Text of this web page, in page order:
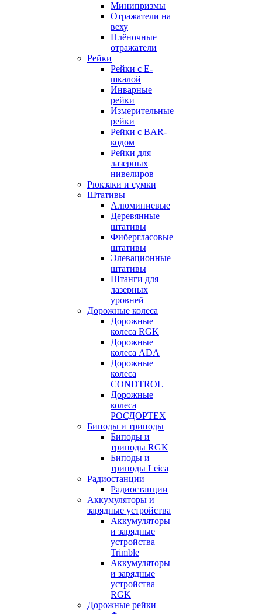
Минипризмы
Отражатели на
веху
Плёночные
отражатели
Рейки
Рейки с E-
шкалой
Инварные
рейки
Измерительные
рейки
Рейки с BAR-
кодом
Рейки для
лазерных
нивелиров
Рюкзаки и сумки
Штативы
Алюминиевые
Деревянные
штативы
Фибергласовые
штативы
Элевационные
штативы
Штанги для
лазерных
уровней
Дорожные колеса
Дорожные
колеса RGK
Дорожные
колеса ADA
Дорожные
колеса
CONDTROL
Дорожные
колеса
РОСДОРТЕХ
Биподы и триподы
Биподы и
триподы RGK
Биподы и
триподы Leica
Радиостанции
Радиостанции
Аккумуляторы и
зарядные устройства
Аккумуляторы
и зарядные
устройства
Trimble
Аккумуляторы
и зарядные
устройства
RGK
Дорожные рейки